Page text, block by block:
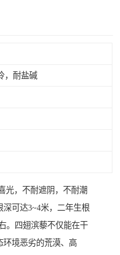
，耐盐碱
光，不耐遮阴，不耐潮
可达3~4米，二年生根
。四翅滨藜不仅能在干
环境恶劣的荒漠、高